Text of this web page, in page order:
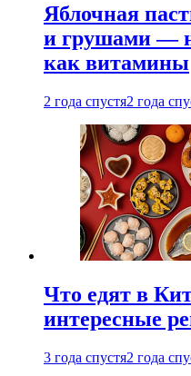
Яблочная
и грушами —
как витамины
2 года спустя2 года
Что едят в
интересные
3 года спустя2 года